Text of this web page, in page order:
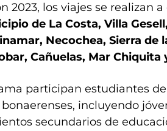
2023, los viajes se realizan
de La Costa, Villa
Necochea, Sierra de
Cañuelas, Mar Chiquita
participan estudiantes de
incluyendo
secundarios de